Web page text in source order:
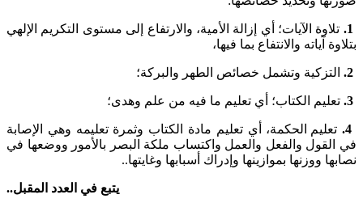
الآيات؛ أي إزالة الأمية، والارتفاع إلى مستوى التكريم الإلهي
آياته والانتفاع بما فيها،
وتشمل خصائص الطهر والبركة؛
الكتاب؛ أي تعليم ما فيه من علم وهدى؛
الحكمة، أي تعليم مادة الكتاب وثمرة تعليمه وهي الإصابة
والفعل والعمل واكتساب ملكة البصر بالأمور ووضعها في
ووزنها بموازينها وإدراك أسبابها وغايتها..
يتبع في العدد المقبل..